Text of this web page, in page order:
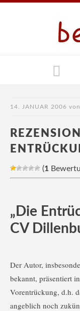
14. JANUAR 2006 von
(1
„Die
CV
Der Autor,
bekannt, präsentiert
Vorentrückung, d.h.
angeblich noch